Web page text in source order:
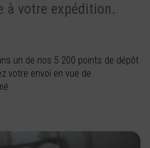
à votre expédition.
un de nos 5 200 points de dépôt
votre envoi en vue de